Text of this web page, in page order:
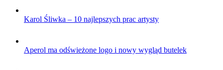
Karol Śliwka – 10 najlepszych prac artysty
Aperol ma odświeżone logo i nowy wygląd butelek